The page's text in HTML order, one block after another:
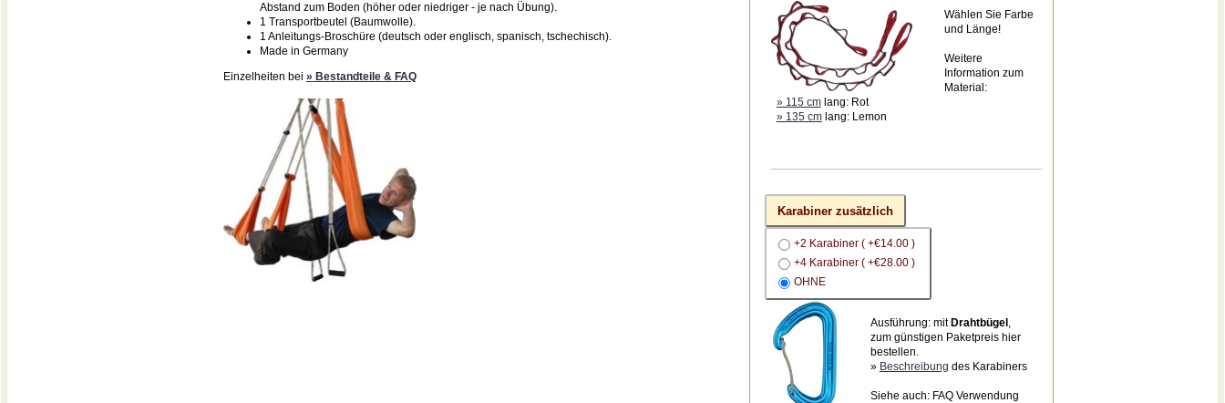
Abstand zum Boden (höher oder niedriger - je nach Übung).
1 Transportbeutel (Baumwolle).
1 Anleitungs-Broschüre (deutsch oder englisch, spanisch, tschechisch).
Made in Germany
Einzelheiten bei » Bestandteile & FAQ
Wählen Sie Farbe
und Länge!
Weitere
Information zum
Material:
» 115 cmlang: Rot
» 135 cmlang: Lemon
Karabiner zusätzlich
+2 Karabiner ( +€14.00 )
+4 Karabiner ( +€28.00 )
OHNE
Ausführung: mit Drahtbügel
zum günstigen Paketpreis hier
bestellen.
» Beschreibung des Karabiners
Siehe auch: FAQ Verwendung